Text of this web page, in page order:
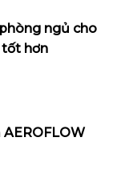
ngủ cho
hơn